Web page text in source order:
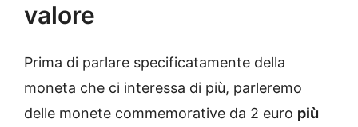
valore
Prima di parlare specificatamente della
moneta che ci interessa di più, parleremo
delle monete commemorative da 2 euro più